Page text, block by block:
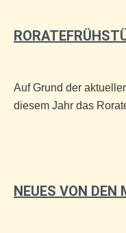
Auf Grund der
diesem Jahr das
NEUES VON DEN